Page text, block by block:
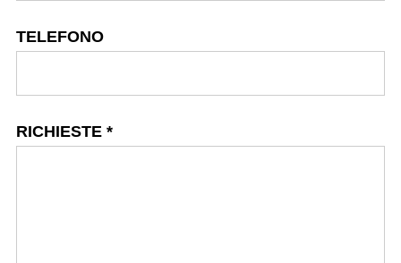
TELEFONO
RICHIESTE *